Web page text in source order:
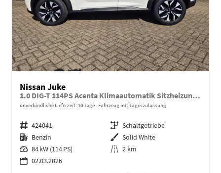
Nissan Juke
1.0 DIG-T 114PS Acenta Klimaautomatik Sitzheizung Rückf.Kamera Bluetooth Touchscreen wireless Apple CarPlay Android Auto
unverbindliche Lieferzeit: 10 Tage Fahrzeug mit Tageszulassung
Fahrzeugnr. 424041 Getriebe Schaltgetriebe
Kraftstoff Benzin Außenfarbe Solid White
Leistung 84 kW (114 PS) Kilometerstand 2 km
02.03.2026